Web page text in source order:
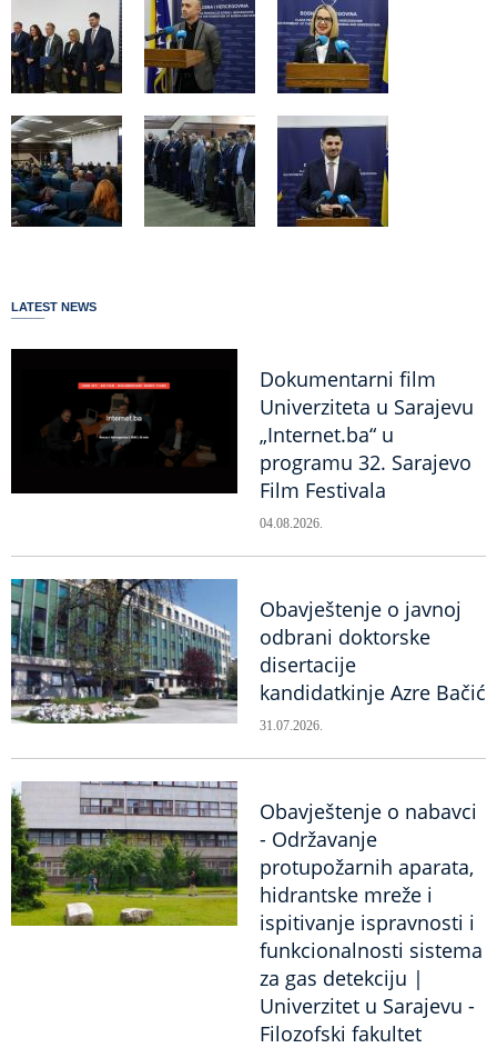
LATEST NEWS
Dokumentarni film
Univerziteta u Sarajevu
„Internet.ba“ u
programu 32. Sarajevo
Film Festivala
04.08.2026.
Obavještenje o javnoj
odbrani doktorske
disertacije
kandidatkinje Azre Bačić
31.07.2026.
Obavještenje o nabavci
- Održavanje
protupožarnih aparata,
hidrantske mreže i
ispitivanje ispravnosti i
funkcionalnosti sistema
za gas detekciju |
Univerzitet u Sarajevu -
Filozofski fakultet